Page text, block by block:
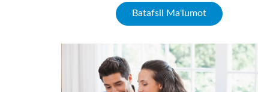
Batafsil Ma'lumot